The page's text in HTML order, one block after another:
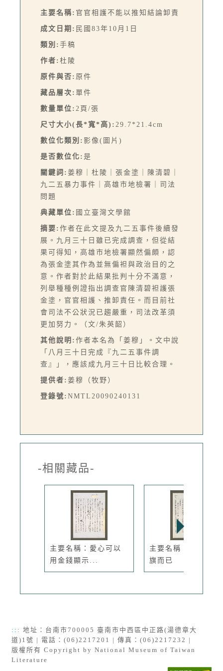
主要名稱: 官官相護不能以推知結論卸責
成文日期: 民國83年10月1日
類別: 手稿
作者: 杜陵
原件與否: 原件
藏品層次: 單件
數量單位: 2頁/張
尺寸大小(長*寬*高): 29.7*21.4cm
數位化類別: 影像(圖片)
是否數位化: 是
關鍵詞: 姜穆｜杜陵｜張金塗｜陳清碧｜
九二五暴力事件｜高雄市地檢署｜司法
問題
典藏單位: 國立臺灣文學館
摘要: 作者在此文提及九二五事件後續發
展。九月三十日雖已完成調查，但從結
果可得知，高雄市地檢署顯然偏頗，認
為張金塗其作為並無偏袒與政治目的之
意。作者對於此結果批判十分不滿意，
列舉種種例證指出調查官陳清碧袒護張
金塗，官官相護、推卸責任。而目前社
會司法不公狀況已趨嚴重，司法改革須
更加努力。（文/朱英韶）
其他說明: 作者本名為「姜穆」。文中說
「八月三十日完成『九二五事件調
查』」，應該成九月三十日比較合理。
提供者: 姜穆（牧野）
登錄號: NMTL20090240131
-相關藏品-
主要名稱：愛心可以
用金錢顯示...
主要名稱：制度：酒
旗而已
::: 地址：台南市700005 臺南市中西區中正路(湯德章大
道)1號 | 電話：(06)2217201 | 傳真：(06)2217232 |
版權所有 Copyright by National Museum of Taiwan
Literature